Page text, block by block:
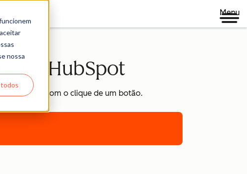
nossa
Menu
da HubSpot
e publique com o clique de um botão.